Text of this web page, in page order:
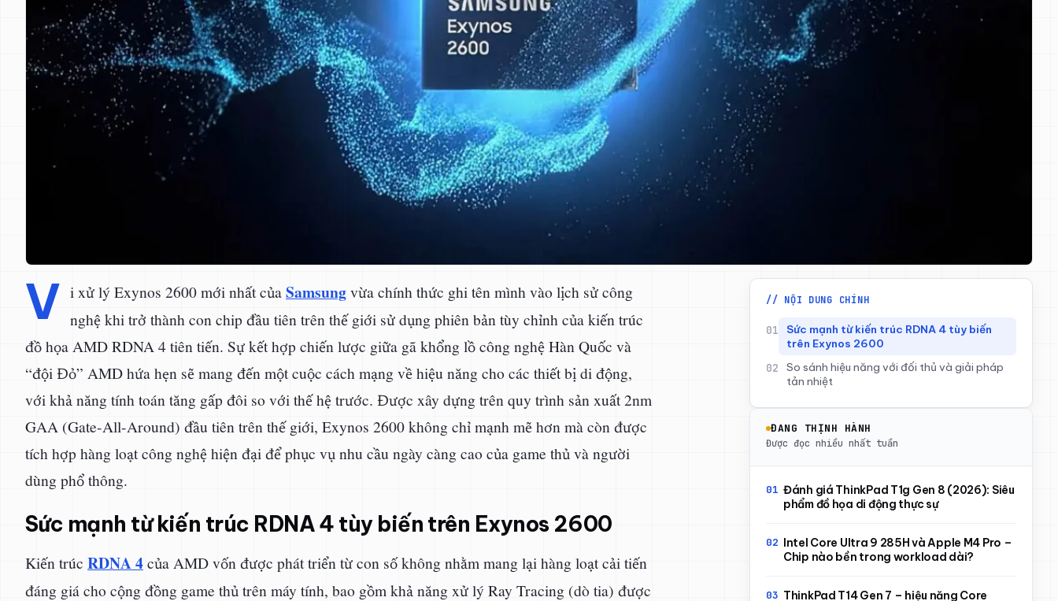
V i xử lý Exynos 2600 mới nhất củaSamsungvừa chính thức ghi tên mình vào lịch sử công
nghệ khi trở thành con chip đầu tiên trên thế giới sử dụng phiên bản tùy chỉnh của kiến trúc
đồ họa AMD RDNA 4 tiên tiến. Sự kết hợp chiến lược giữa gã khổng lồ công nghệ Hàn Quốc và
“đội Đỏ” AMD hứa hẹn sẽ mang đến một cuộc cách mạng về hiệu năng cho các thiết bị di động,
với khả năng tính toán tăng gấp đôi so với thế hệ trước. Được xây dựng trên quy trình sản xuất 2nm
GAA (Gate-All-Around) đầu tiên trên thế giới, Exynos 2600 không chỉ mạnh mẽ hơn mà còn được
tích hợp hàng loạt công nghệ hiện đại để phục vụ nhu cầu ngày càng cao của game thủ và người
dùng phổ thông.
Sức mạnh từ kiến trúc RDNA 4 tùy biến trên Exynos 2600
Kiến trúc RDNA 4của AMD vốn được phát triển từ con số không nhằm mang lại hàng loạt cải tiến
đáng giá cho cộng đồng game thủ trên máy tính, bao gồm khả năng xử lý Ray Tracing (dò tia) được
// NỘI DUNG CHÍNH
Sức mạnh từ kiến trúc RDNA 4 tùy biến
trên Exynos 2600
So sánh hiệu năng với đối thủ và giải pháp
tản nhiệt
ĐANG THỊNH HÀNH
Được đọc nhiều nhất tuần
Đánh giá ThinkPad T1g Gen 8 (2026): Siêu
phẩm đồ họa di động thực sự
Intel Core Ultra 9 285H và Apple M4 Pro –
Chip nào bền trong workload dài?
ThinkPad T14 Gen 7 – hiệu năng Core